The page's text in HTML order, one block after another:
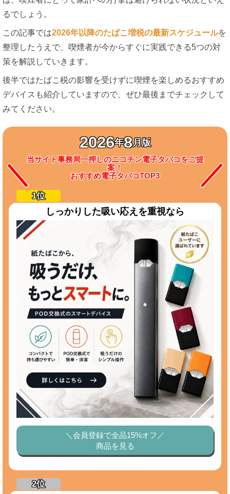
るでしょう。
この記事では2026年以降のたばこ増税の最新スケジュールを
整理したうえで、喫煙者が今からすぐに実践できる5つの対
策を解説していきます。
後半ではたばこ税の影響を受けずに喫煙を楽しめるおすすめ
デバイスも紹介していますので、ぜひ最後までチェックして
みてください。
2026年8月版
当サイト事務局一押しのニコチン電子タバコをご提
案！
おすすめ電子タバコTOP3
しっかりした吸い応えを重視なら
＼会員登録で全品15%オフ／
商品を見る